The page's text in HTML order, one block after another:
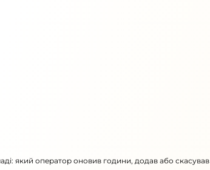
який оператор оновив години, додав або скасував